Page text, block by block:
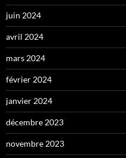
juin 2024
avril 2024
mars 2024
février 2024
janvier 2024
décembre 2023
novembre 2023